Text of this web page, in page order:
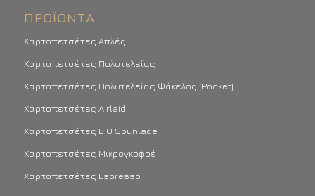
ΠΡΟΪΌΝΤΑ
Χαρτοπετσέτες Απλές
Χαρτοπετσέτες Πολυτελείας
Χαρτοπετσέτες Πολυτελείας Φάκελος (Pocket)
Χαρτοπετσέτες Airlaid
Χαρτοπετσέτες BIO Spunlace
Χαρτοπετσέτες Μικρογκοφρέ
Χαρτοπετσέτες Espresso